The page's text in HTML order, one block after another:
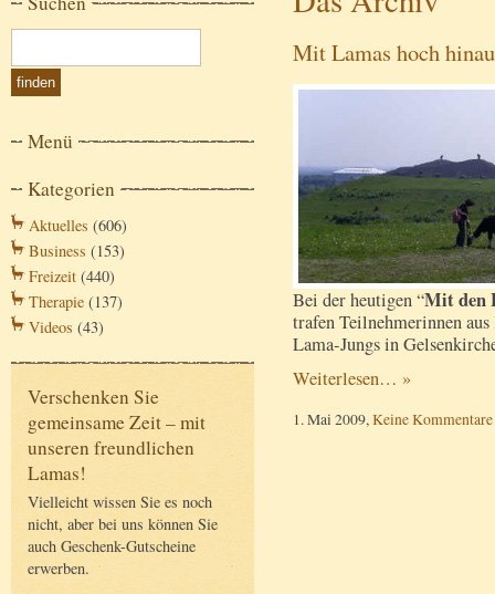
Menü
Kategorien
Aktuelles (606)
Business (153)
Freizeit (440)
Therapie (137)
Videos (43)
Verschenken Sie
gemeinsame Zeit – mit
unseren freundlichen
Lamas!
Vielleicht wissen Sie es noch
nicht, aber bei uns können Sie
auch Geschenk-Gutscheine
erwerben.
Mit Lamas hoch
Bei der heutigen “Mit den
trafen Teilnehmerinnen
Lama-Jungs in
Weiterlesen… »
1. Mai 2009, Keine Kommentare